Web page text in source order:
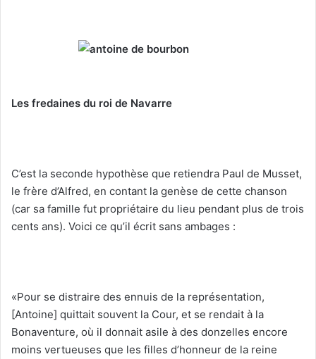
Les fredaines du roi de Navarre
C’est la seconde hypothèse que retiendra Paul de Musset,
le frère d’Alfred, en contant la genèse de cette chanson
(car sa famille fut propriétaire du lieu pendant plus de trois
cents ans). Voici ce qu’il écrit sans ambages :
«Pour se distraire des ennuis de la représentation,
[Antoine] quittait souvent la Cour, et se rendait à la
Bonaventure, où il donnait asile à des donzelles encore
moins vertueuses que les filles d’honneur de la reine